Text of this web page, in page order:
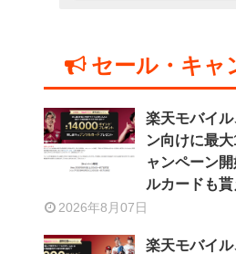
セール・キャ
楽天モバイ
ン向けに最
ャンペーン
ルカードも貰
2026年8月07日
楽天モバイ